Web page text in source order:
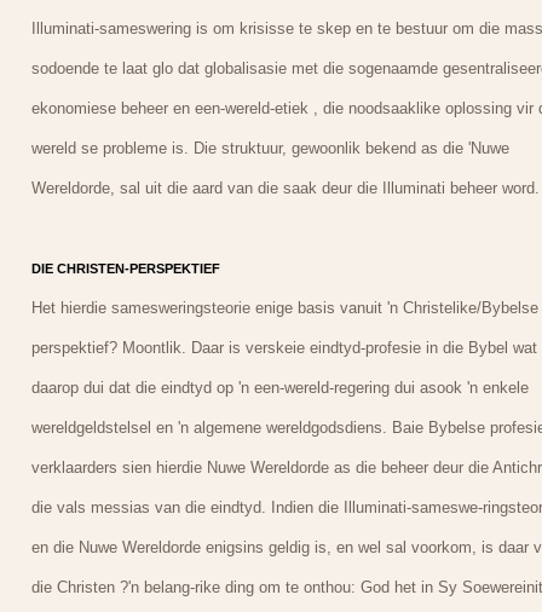
Illuminati-sameswering is om krisisse te skep en te bestuur om die
sodoende te laat glo dat globalisasie met die sogenaamde
ekonomiese beheer en een-wereld-etiek , die noodsaaklike oplossing vir
wereld se probleme is. Die struktuur, gewoonlik bekend as die 'Nuwe
Wereldorde, sal uit die aard van die saak deur die Illuminati beheer word.
DIE CHRISTEN-PERSPEKTIEF
Het hierdie samesweringsteorie enige basis vanuit 'n Christelike/Bybelse
perspektief? Moontlik. Daar is verskeie eindtyd-profesie in die Bybel wat
daarop dui dat die eindtyd op 'n een-wereld-regering dui asook 'n enkele
wereldgeldstelsel en 'n algemene wereldgodsdiens. Baie Bybelse
verklaarders sien hierdie Nuwe Wereldorde as die beheer deur die
die vals messias van die eindtyd. Indien die Illuminati-sameswe-
en die Nuwe Wereldorde enigsins geldig is, en wel sal voorkom, is daar
die Christen ?'n belang-rike ding om te onthou: God het in Sy